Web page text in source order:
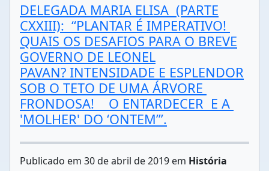
DELEGADA MARIA ELISA (PARTE
CXXIII): “PLANTAR É IMPERATIVO!
QUAIS OS DESAFIOS PARA O BREVE
GOVERNO DE LEONEL
PAVAN? INTENSIDADE E ESPLENDOR
SOB O TETO DE UMA ÁRVORE
FRONDOSA! O ENTARDECER E A
'MOLHER' DO ‘ONTEM’”.
Publicado em 30 de abril de 2019 em História